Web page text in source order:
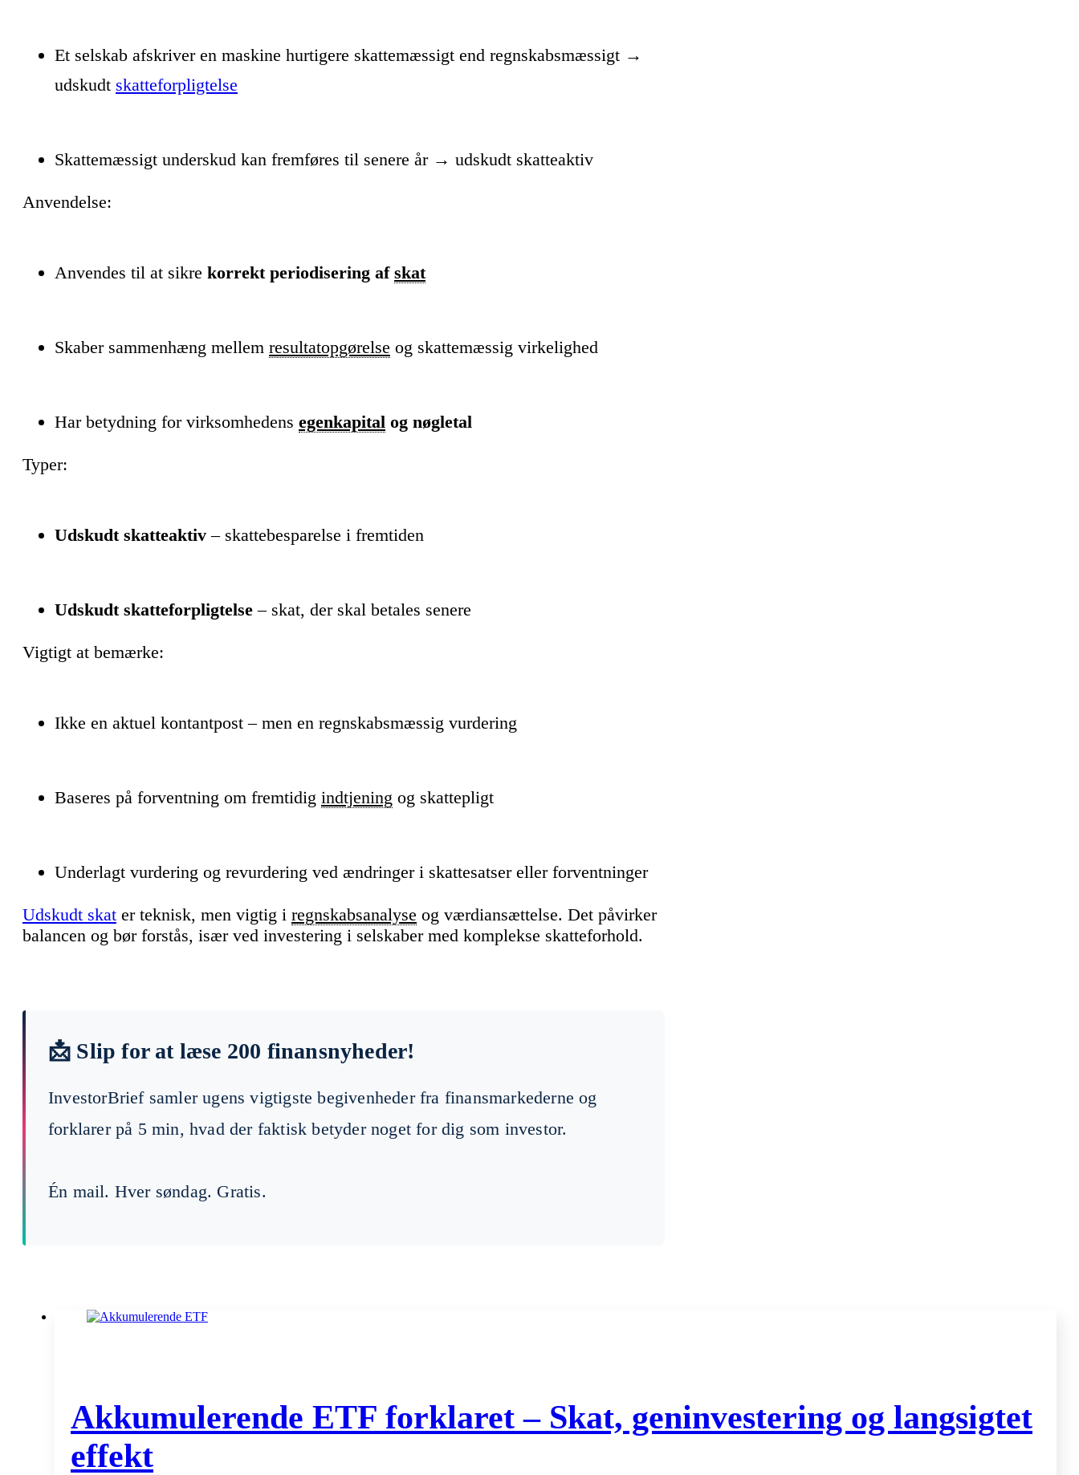
Et selskab afskriver en maskine hurtigere skattemæssigt end regnskabsmæssigt →
udskudt skatteforpligtelse
Skattemæssigt underskud kan fremføres til senere år → udskudt skatteaktiv
Anvendelse:
Anvendes til at sikre korrekt periodisering af skat
Skaber sammenhæng mellem resultatopgørelse og skattemæssig virkelighed
Har betydning for virksomhedens egenkapital og nøgletal
Typer:
Udskudt skatteaktiv – skattebesparelse i fremtiden
Udskudt skatteforpligtelse – skat, der skal betales senere
Vigtigt at bemærke:
Ikke en aktuel kontantpost – men en regnskabsmæssig vurdering
Baseres på forventning om fremtidig indtjening og skattepligt
Underlagt vurdering og revurdering ved ændringer i skattesatser eller forventninger
Udskudt skat er teknisk, men vigtig i regnskabsanalyse og værdiansættelse. Det påvirker
balancen og bør forstås, især ved investering i selskaber med komplekse skatteforhold.
📩 Slip for at læse 200 finansnyheder!
InvestorBrief samler ugens vigtigste begivenheder fra finansmarkederne og
forklarer på 5 min, hvad der faktisk betyder noget for dig som investor.
Én mail. Hver søndag. Gratis.
Akkumulerende ETF forklaret – Skat, geninvestering og langsigtet
effekt